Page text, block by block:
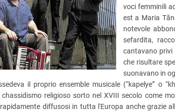
voci femminili
est a Maria
notevole
sefardita,
cantavano privi
che risultare
suonavano in
il proprio ensemble musicale (“kapelye” o
religioso sorto nel XVIII secolo come
diffusosi in tutta l'Europa anche grazie